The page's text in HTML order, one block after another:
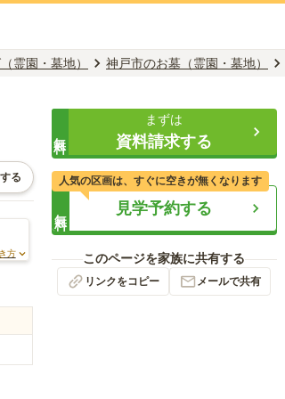
霊園・墓地） 神戸市のお墓（霊園・墓地）
る
方
まずは
資料請求する
見学予約する
人気の区画は、すぐに空きが無くなります
このページを家族に共有する
リンクをコピー メールで共有